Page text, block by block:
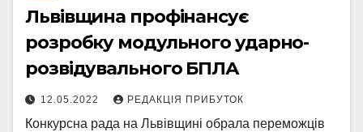
Львівщина профінансує
розробку модульного ударно-
розвідувального БПЛА
12.05.2022 РЕДАКЦІЯ ПРИБУТОК
Конкурсна рада на Львівщині обрала переможців